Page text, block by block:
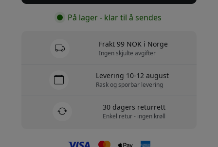
På lager - klar til å sendes
Frakt 99 NOK i Norge
Ingen skjulte avgifter
Levering 10-12 august
Rask og sporbar levering
30 dagers returrett
Enkel retur - ingen krøll